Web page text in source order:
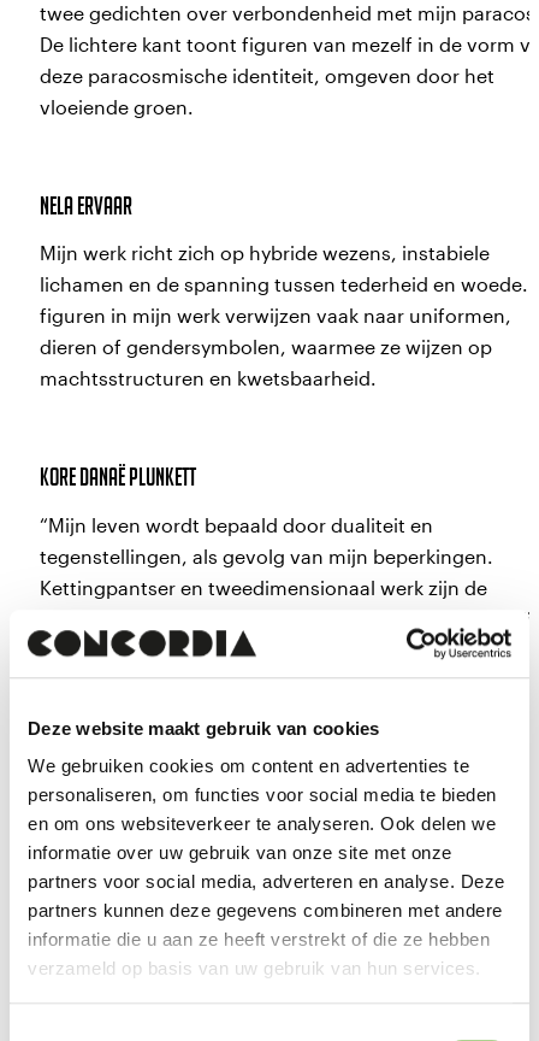
Deze website maakt gebruik van cookies
We gebruiken cookies om content en advertenties te
personaliseren, om functies voor social media te bieden
en om ons websiteverkeer te analyseren. Ook delen we
informatie over uw gebruik van onze site met onze
partners voor social media, adverteren en analyse. Deze
partners kunnen deze gegevens combineren met andere
informatie die u aan ze heeft verstrekt of die ze hebben
verzameld op basis van uw gebruik van hun services.
Sinds begin 2024 werken de AKI en Concordia
samen aan dit project en inmiddels is er in
Concordia een toegewezen AKI-ruimte. Hier
tonen we gezamenlijk werk van jonge
Vijf studenten werken samen aan een
rond het thema identiteit, en onderzoeken hoe
de werken zich tot elkaar en tot de ruimte
verhouden. De titel van de expositie, idem et
twee gedichten over verbondenheid met mijn
De lichtere kant toont figuren van mezelf in de vorm
deze paracosmische identiteit, omgeven door het
vloeiende groen.
Nela Ervaar
Mijn werk richt zich op hybride wezens, instabiele
lichamen en de spanning tussen tederheid en woede.
figuren in mijn werk verwijzen vaak naar uniformen,
dieren of gendersymbolen, waarmee ze wijzen op
machtsstructuren en kwetsbaarheid.
Kore Danaë Plunkett
“Mijn leven wordt bepaald door dualiteit en
tegenstellingen, als gevolg van mijn beperkingen.
Kettingpantser en tweedimensionaal werk zijn de
ruimtes waarin ik deze kenmerkende aspecten van
identiteit onderzoek.
Ik wil onderzoeken hoe angst en twijfel mijn
communicatie beïnvloeden. Om te begrijpen waar
vandaan komt. Is het simpelweg een vorm van angst,
heeft het een andere oorsprong?
Anne stelt in haar werk “ik weet niet of ik kan praten”
vragen over twijfel en onzekerheid in communicatie.
publiek speelt daarin een belangrijke rol door het